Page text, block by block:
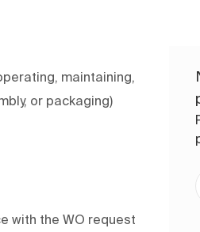
maintaining,
or packaging)
with the WO request